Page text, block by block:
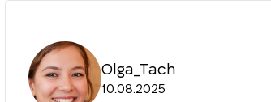
Olga_Tach
10.08.2025